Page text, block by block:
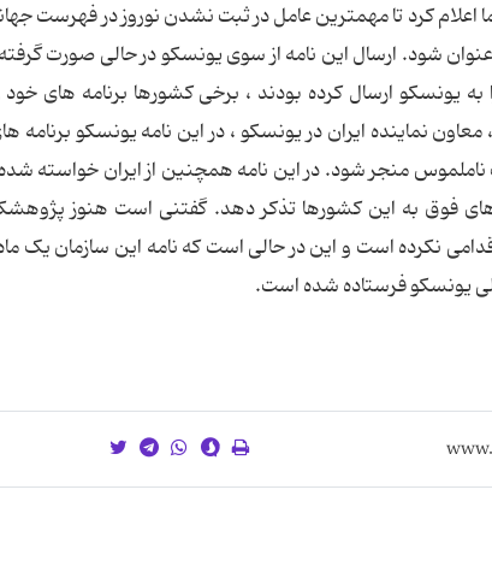
اعلام کرد تا مهمترین عامل در ثبت نشدن نوروز در فهرست
شود. ارسال این نامه از سوی یونسکو در حالی صورت
را به یونسکو ارسال کرده بودند ، برخی کشورها برنامه های
نماینده ایران در یونسکو ، در این نامه یونسکو برنامه
منجر شود. در این نامه همچنین از ایران خواسته
های فوق به این کشورها تذکر دهد. گفتنی است هنوز
نکرده است و این در حالی است که نامه این سازمان یک